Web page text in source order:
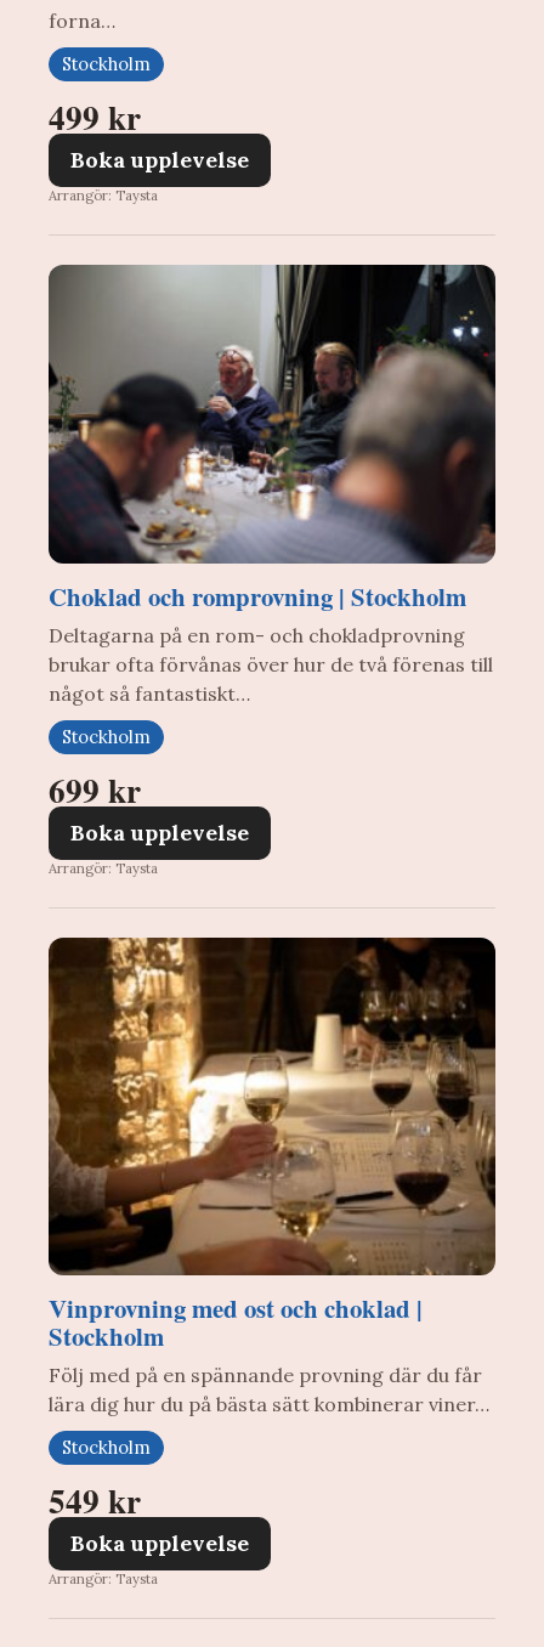
forna…
Stockholm
499 kr
Boka upplevelse
Arrangör: Taysta
Choklad och romprovning | Stockholm
Deltagarna på en rom- och chokladprovning
brukar ofta förvånas över hur de två förenas till
något så fantastiskt…
Stockholm
699 kr
Boka upplevelse
Arrangör: Taysta
Vinprovning med ost och choklad |
Stockholm
Följ med på en spännande provning där du får
lära dig hur du på bästa sätt kombinerar viner…
Stockholm
549 kr
Boka upplevelse
Arrangör: Taysta